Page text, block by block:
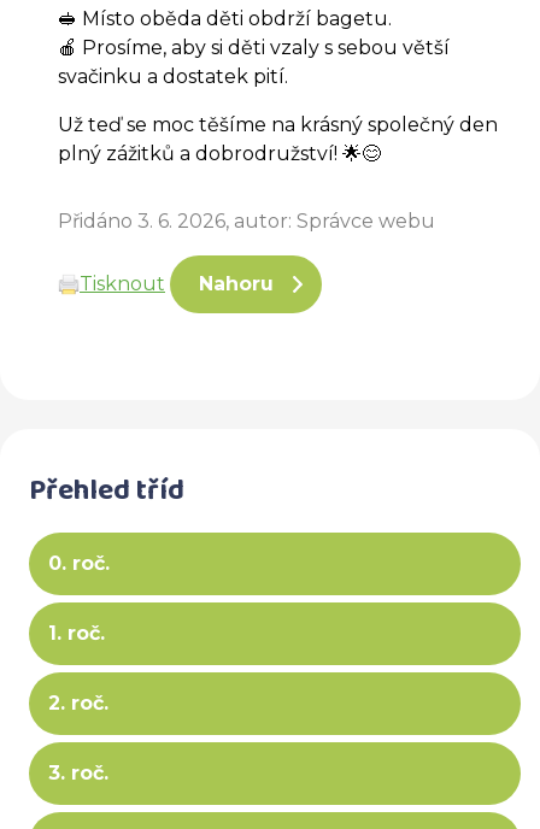
🥪 Místo oběda děti obdrží bagetu.
🍎 Prosíme, aby si děti vzaly s sebou větší
svačinku a dostatek pití.
Už teď se moc těšíme na krásný společný den
plný zážitků a dobrodružství! 🌟😊
Přidáno 3. 6. 2026, autor: Správce webu
Tisknout Nahoru
Přehled tříd
0. roč.
1. roč.
2. roč.
3. roč.